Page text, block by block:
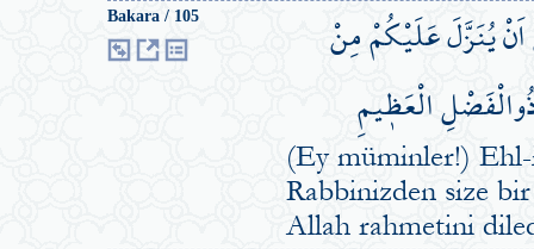
Bakara / 105
يُنَزَّلَ عَلَيْكُمْ مِنْ
الْعَظ۪يمِ
(Ey müminler!)
Rabbinizden size
Allah rahmetini